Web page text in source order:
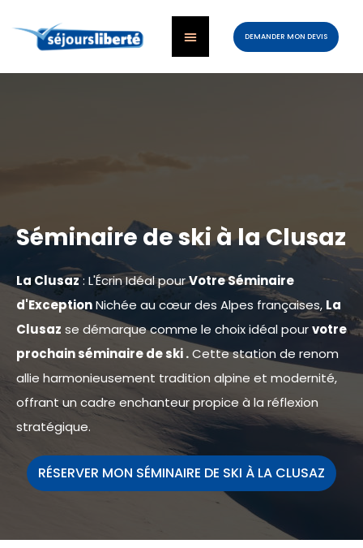
DEMANDER MON DEVIS
Séminaire de ski à la Clusaz
La Clusaz: L'Écrin Idéal pourVotre Séminaire
d'ExceptionNichée au cœur des Alpes françaises, La
Clusaz se démarque comme le choix idéal pourvotre
prochain séminaire de ski .Cette station de renom
allie harmonieusement tradition alpine et modernité,
offrant un cadre enchanteur propice à la réflexion
stratégique.
RÉSERVER MON SÉMINAIRE DE SKI À LA CLUSAZ